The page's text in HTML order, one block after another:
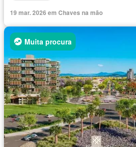
19 mar. 2026 em Chaves na mão
Muita procura